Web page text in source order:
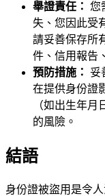
舉證責任： 您
失、您因此受
請妥善保存所
件、信用報告
預防措施： 妥
在提供身份證
（如出生年
的風險。
結語
身份證被盜用是令